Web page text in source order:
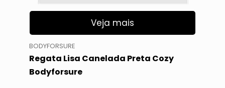
Veja mais
BODYFORSURE
Regata Lisa Canelada Preta Cozy
Bodyforsure